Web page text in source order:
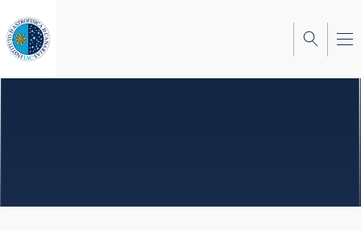
al
contenido
principal